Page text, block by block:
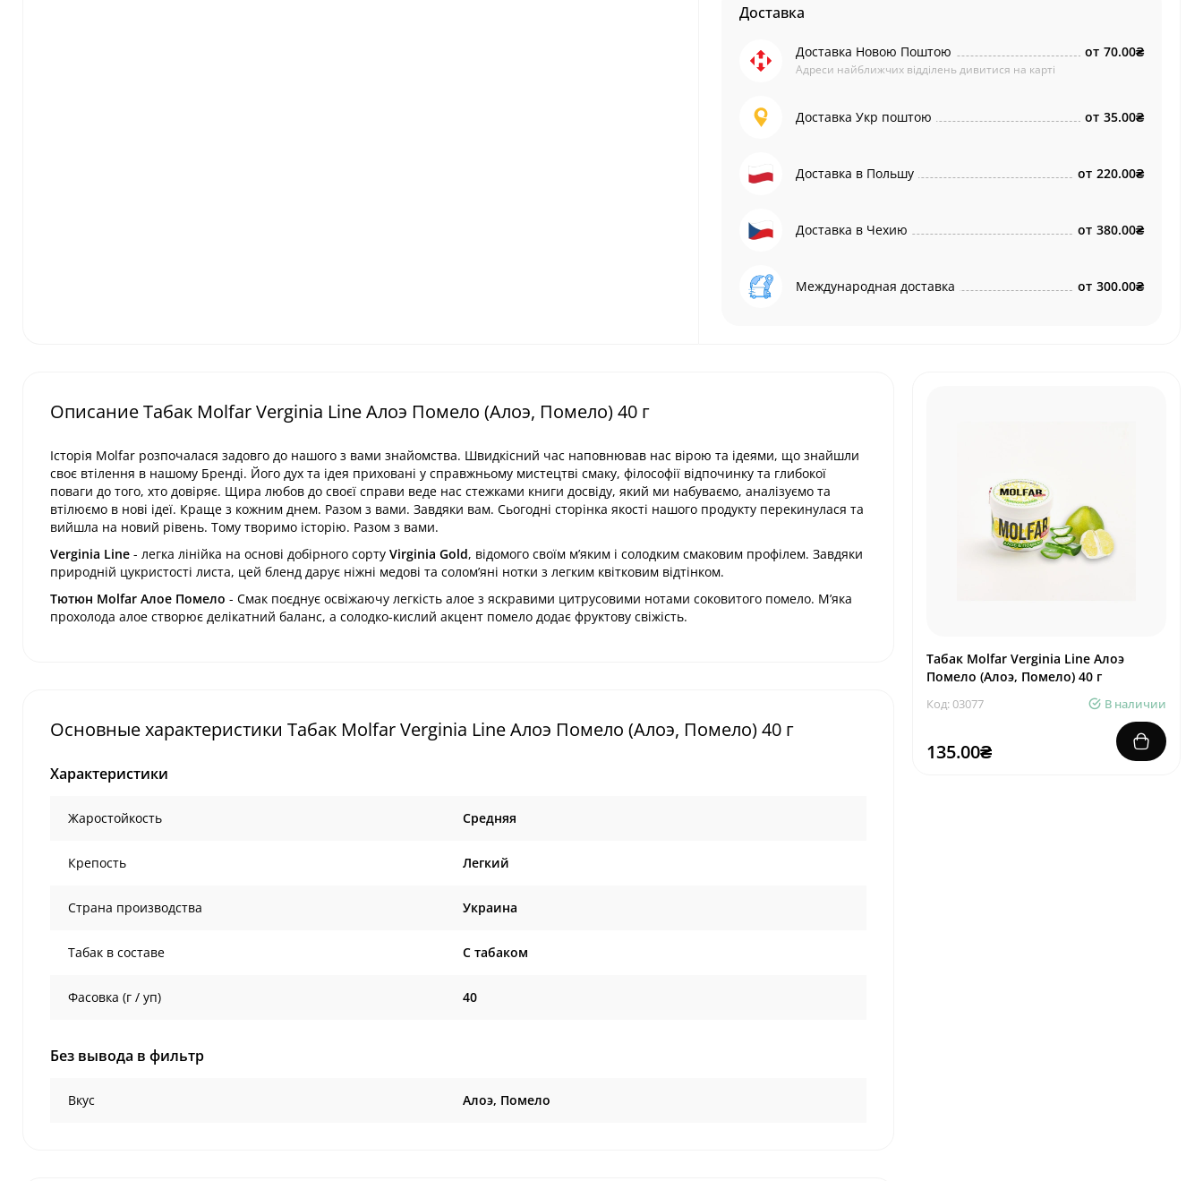
Доставка
Доставка Новою Поштою
Адреси найближчих відділень дивитися на карті
от 70.00₴
Доставка Укр поштою от 35.00₴
Доставка в Польшу от 220.00₴
Доставка в Чехию от 380.00₴
Международная доставка от 300.00₴
Описание Табак Molfar Verginia Line Алоэ Помело (Алоэ, Помело) 40 г
Історія Molfar розпочалася задовго до нашого з вами знайомства. Швидкісний час наповнював нас вірою та ідеями, що знайшли
своє втілення в нашому Бренді. Його дух та ідея приховані у справжньому мистецтві смаку, філософії відпочинку та глибокої
поваги до того, хто довіряє. Щира любов до своєї справи веде нас стежками книги досвіду, який ми набуваємо, аналізуємо та
втілюємо в нові ідеї. Краще з кожним днем. Разом з вами. Завдяки вам. Сьогодні сторінка якості нашого продукту перекинулася та
вийшла на новий рівень. Тому творимо історію. Разом з вами.
Verginia Line - легка лінійка на основі добірного сорту Virginia Gold, відомого своїм м’яким і солодким смаковим профілем. Завдяки
природній цукристості листа, цей бленд дарує ніжні медові та солом’яні нотки з легким квітковим відтінком.
Тютюн Molfar Алое Помело - Смак поєднує освіжаючу легкість алое з яскравими цитрусовими нотами соковитого помело. М’яка
прохолода алое створює делікатний баланс, а солодко-кислий акцент помело додає фруктову свіжість.
Основные характеристики Табак Molfar Verginia Line Алоэ Помело (Алоэ, Помело) 40 г
Характеристики
Жаростойкость Средняя
Крепость Легкий
Страна производства Украина
Табак в составе C табаком
Фасовка (г / уп) 40
Без вывода в фильтр
Вкус Алоэ, Помело
Табак Molfar Verginia Line Алоэ
Помело (Алоэ, Помело) 40 г
Код: 03077 В наличии
135.00₴